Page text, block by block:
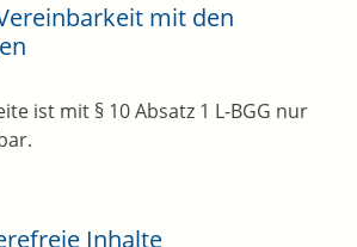
mit den
ist mit § 10 Absatz 1 L-BGG nur
Inhalte